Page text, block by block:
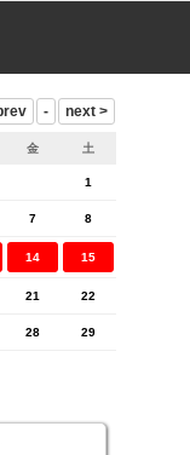
金 土
1
7 8
14 15
21 22
28 29